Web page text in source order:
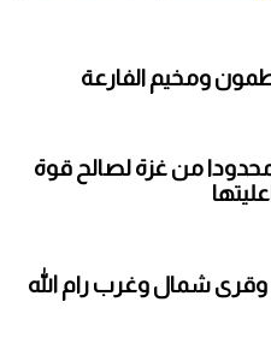
ومخيم الفارعة
من غزة لصالح قوة
شمال وغرب رام الله